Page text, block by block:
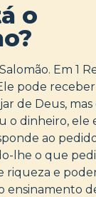
o
Em 1
pode
de Deus, mas
o dinheiro, ele
ao
lhe o que
riqueza e
ensinamento